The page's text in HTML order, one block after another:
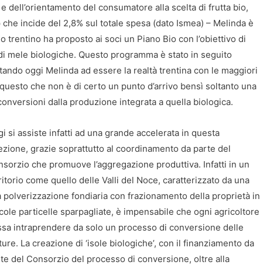
dell’orientamento del consumatore alla scelta di frutta bio,
incide del 2,8% sul totale spesa (dato Ismea) – Melinda è
trentino ha proposto ai soci un Piano Bio con l’obiettivo di
mele biologiche. Questo programma è stato in seguito
oggi Melinda ad essere la realtà trentina con le maggiori
che non è di certo un punto d’arrivo bensì soltanto una
dalla produzione integrata a quella biologica.
si assiste infatti ad una grande accelerata in questa
grazie soprattutto al coordinamento da parte del
che promuove l’aggregazione produttiva. Infatti in un
come quello delle Valli del Noce, caratterizzato da una
polverizzazione fondiaria con frazionamento della proprietà in
particelle sparpagliate, è impensabile che ogni agricoltore
intraprendere da solo un processo di conversione delle
La creazione di ‘isole biologiche’, con il finanziamento da
del Consorzio del processo di conversione, oltre alla